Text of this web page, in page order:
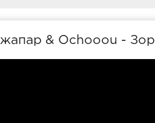
& Ochooou - Зор